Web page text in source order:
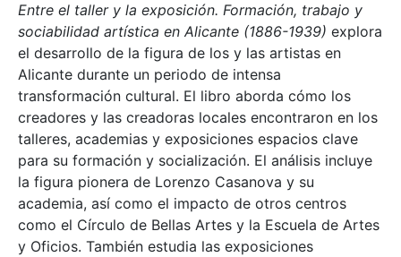
Entre el taller y la exposición. Formación, trabajo y
sociabilidad artística en Alicante (1886-1939) explora
el desarrollo de la figura de los y las artistas en
Alicante durante un periodo de intensa
transformación cultural. El libro aborda cómo los
creadores y las creadoras locales encontraron en los
talleres, academias y exposiciones espacios clave
para su formación y socialización. El análisis incluye
la figura pionera de Lorenzo Casanova y su
academia, así como el impacto de otros centros
como el Círculo de Bellas Artes y la Escuela de Artes
y Oficios. También estudia las exposiciones